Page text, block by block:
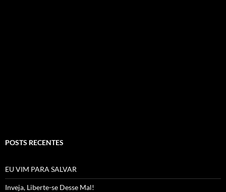
el
POSTS RECENTES
EU VIM PARA SALVAR
Inveja, Liberte-se Desse Mal!